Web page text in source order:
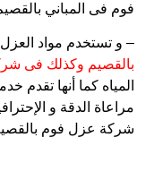
فوم فى المباني
– و تستخدم مواد
بالقصيم وكذلك فى
المياه كما أنها تقدم
مراعاة الدقة و
شركة عزل فوم